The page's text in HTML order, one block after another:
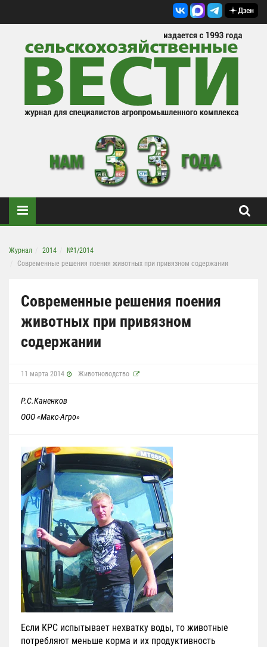
Журнал 2014
№1/2014
Современные решения поения животных при привязном содержании
Современные решения поения
животных при привязном
содержании
11 марта 2014 Животноводство
Р.С.Каненков
ООО «Макс-Агро»
Если КРС испытывает нехватку воды, то животные
потребляют меньше корма и их продуктивность